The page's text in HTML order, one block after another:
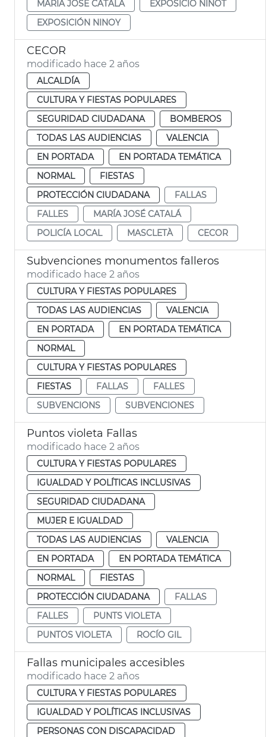
MARÍA JOSÉ CATALÁ
EXPOSICIÓ NINOT
EXPOSICIÓN NINOY
CECOR
modificado hace 2 años
ALCALDÍA
CULTURA Y FIESTAS POPULARES
SEGURIDAD CIUDADANA
BOMBEROS
TODAS LAS AUDIENCIAS
VALENCIA
EN PORTADA
EN PORTADA TEMÁTICA
NORMAL
FIESTAS
PROTECCIÓN CIUDADANA
FALLAS
FALLES
MARÍA JOSÉ CATALÁ
POLICÍA LOCAL
MASCLETÀ CECOR
Subvenciones monumentos falleros
modificado hace 2 años
CULTURA Y FIESTAS POPULARES
TODAS LAS AUDIENCIAS
VALENCIA
EN PORTADA
EN PORTADA TEMÁTICA
NORMAL
CULTURA Y FIESTAS POPULARES
FIESTAS
FALLAS
FALLES
SUBVENCIONS
SUBVENCIONES
Puntos violeta Fallas
modificado hace 2 años
CULTURA Y FIESTAS POPULARES
IGUALDAD Y POLÍTICAS INCLUSIVAS
SEGURIDAD CIUDADANA
MUJER E IGUALDAD
TODAS LAS AUDIENCIAS
VALENCIA
EN PORTADA
EN PORTADA TEMÁTICA
NORMAL
FIESTAS
PROTECCIÓN CIUDADANA
FALLAS
FALLES
PUNTS VIOLETA
PUNTOS VIOLETA
ROCÍO GIL
Fallas municipales accesibles
modificado hace 2 años
CULTURA Y FIESTAS POPULARES
IGUALDAD Y POLÍTICAS INCLUSIVAS
PERSONAS CON DISCAPACIDAD